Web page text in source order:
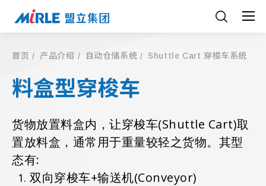
首页 产品介绍 自动仓储系统 Shuttle Cart 穿梭车系统
料盒型穿梭车
货物放置料盒内，让穿梭车(Shuttle Cart)取
置放料盒，通常用于重量较轻之货物。其型
态有:
双向穿梭车+输送机(Conveyor)